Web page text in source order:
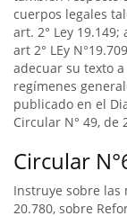
cuerpos legales
art. 2° Ley 19.149;
art 2° LEy
adecuar su texto
regímenes
publicado en el
Circular N° 49, de
Circular
Instruye sobre las
20.780, sobre